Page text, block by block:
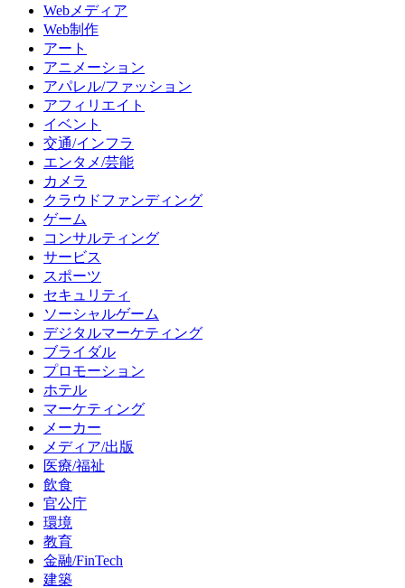
Webメディア
Web制作
アート
アニメーション
アパレル/ファッション
アフィリエイト
イベント
交通/インフラ
エンタメ/芸能
カメラ
クラウドファンディング
ゲーム
コンサルティング
サービス
スポーツ
セキュリティ
ソーシャルゲーム
デジタルマーケティング
ブライダル
プロモーション
ホテル
マーケティング
メーカー
メディア/出版
医療/福祉
飲食
官公庁
環境
教育
金融/FinTech
建築